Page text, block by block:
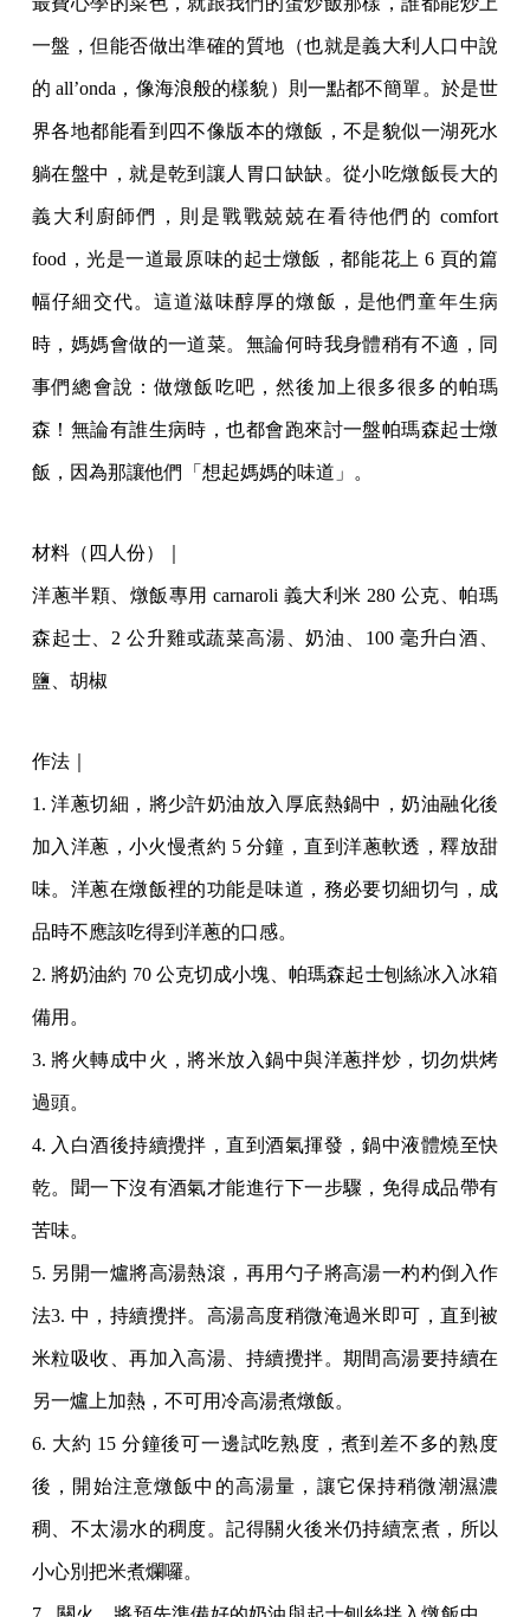
一盤，但能否做出準確的質地（也就是義大利人口中說
的 all’onda，像海浪般的樣貌）則一點都不簡單。於是世
界各地都能看到四不像版本的燉飯，不是貌似一湖死水
躺在盤中，就是乾到讓人胃口缺缺。從小吃燉飯長大的
義大利廚師們，則是戰戰兢兢在看待他們的 comfort
food，光是一道最原味的起士燉飯，都能花上 6 頁的篇
幅仔細交代。這道滋味醇厚的燉飯，是他們童年生病
時，媽媽會做的一道菜。無論何時我身體稍有不適，同
事們總會說：做燉飯吃吧，然後加上很多很多的帕瑪
森！無論有誰生病時，也都會跑來討一盤帕瑪森起士燉
飯，因為那讓他們「想起媽媽的味道」。
材料（四人份）｜
洋蔥半顆、燉飯專用 carnaroli 義大利米 280 公克、帕瑪
森起士、2 公升雞或蔬菜高湯、奶油、100 毫升白酒、
鹽、胡椒
作法｜
1. 洋蔥切細，將少許奶油放入厚底熱鍋中，奶油融化後
加入洋蔥，小火慢煮約 5 分鐘，直到洋蔥軟透，釋放甜
味。洋蔥在燉飯裡的功能是味道，務必要切細切勻，成
品時不應該吃得到洋蔥的口感。
2. 將奶油約 70 公克切成小塊、帕瑪森起士刨絲冰入冰箱
備用。
3. 將火轉成中火，將米放入鍋中與洋蔥拌炒，切勿烘烤
過頭。
4. 入白酒後持續攪拌，直到酒氣揮發，鍋中液體燒至快
乾。聞一下沒有酒氣才能進行下一步驟，免得成品帶有
苦味。
5. 另開一爐將高湯熱滾，再用勺子將高湯一杓杓倒入作
法3. 中，持續攪拌。高湯高度稍微淹過米即可，直到被
米粒吸收、再加入高湯、持續攪拌。期間高湯要持續在
另一爐上加熱，不可用冷高湯煮燉飯。
6. 大約 15 分鐘後可一邊試吃熟度，煮到差不多的熟度
後，開始注意燉飯中的高湯量，讓它保持稍微潮濕濃
稠、不太湯水的稠度。記得關火後米仍持續烹煮，所以
小心別把米煮爛囉。